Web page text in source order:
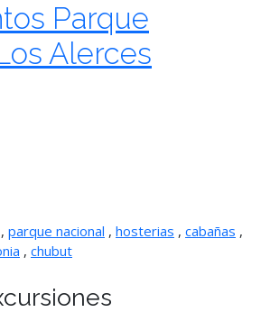
Parque
Alerces
, parque nacional , hosterias , cabañas ,
, chubut